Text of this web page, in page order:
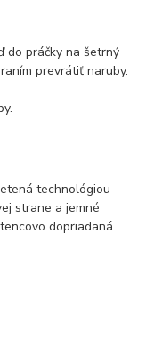
do práčky na šetrný
prevrátiť naruby.
technológiou
strane a jemné
dopriadaná.